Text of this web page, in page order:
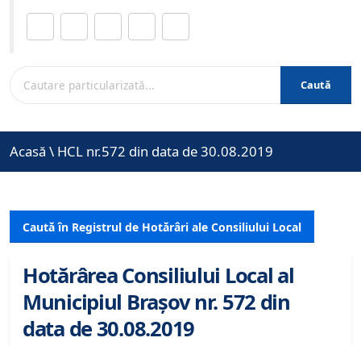
Caută
Acasă \ HCL nr.572 din data de 30.08.2019
Caută în Registrul de Hotărâri ale Consiliului Local
Hotărârea Consiliului Local al
Municipiul Brașov nr. 572 din
data de 30.08.2019